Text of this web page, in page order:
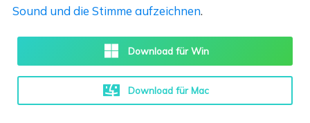
Sound und die Stimme aufzeichnen.
Download für Win
Download für Mac